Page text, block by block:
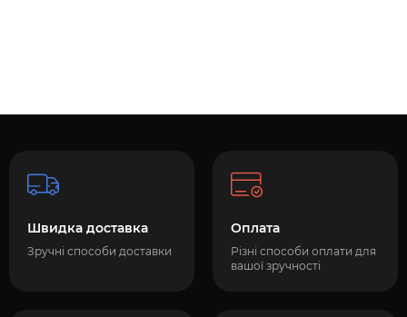
Швидка доставка
Зручні способи доставки
Оплата
Різні способи оплати для
вашої зручності